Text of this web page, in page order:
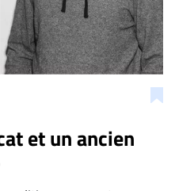
et un ancien